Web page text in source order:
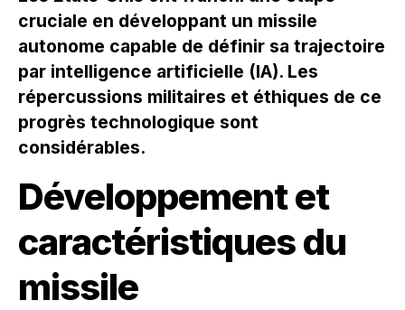
cruciale en développant un missile
autonome capable de définir sa trajectoire
par intelligence artificielle (IA). Les
répercussions militaires et éthiques de ce
progrès technologique sont
considérables.
Développement et
caractéristiques du
missile